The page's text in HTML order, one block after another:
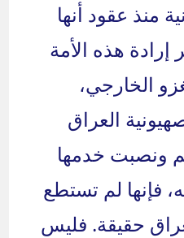
منذ عقود أنها
هذه الأمة
الخارجي،
العراق
ونصبت خدمها
فإنها لم تستطع
حقيقة. فليس